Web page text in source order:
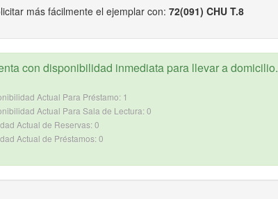
más fácilmente el ejemplar con: 72(091) CHU T.8
con disponibilidad inmediata para llevar a domicilio.
Actual Para Préstamo: 1
Actual Para Sala de Lectura: 0
Actual de Reservas: 0
Actual de Préstamos: 0